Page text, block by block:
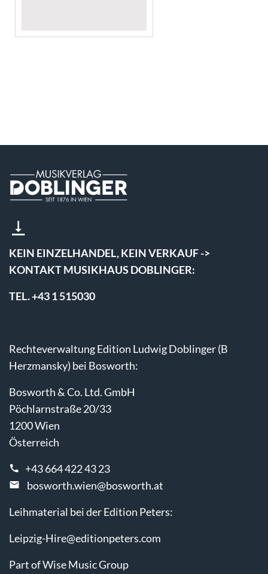
KEIN EINZELHANDEL, KEIN VERKAUF ->
KONTAKT MUSIKHAUS DOBLINGER:
TEL. +43 1 515030
Rechteverwaltung Edition Ludwig Doblinger (B
Herzmansky) bei Bosworth:
Bosworth & Co. Ltd. GmbH
Pöchlarnstraße 20/33
1200 Wien
Österreich
+43 664 422 43 23
bosworth.wien@bosworth.at
Leihmaterial bei der Edition Peters:
Leipzig-Hire@editionpeters.com
Part of Wise Music Group